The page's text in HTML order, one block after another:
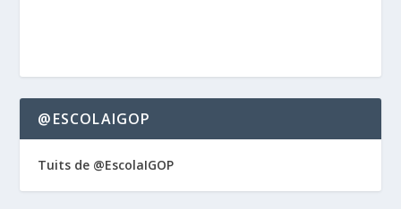
@ESCOLAIGOP
Tuits de @EscolaIGOP